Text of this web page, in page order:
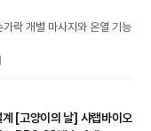
락 개별 마사지와 온열 기능
[고양이의 날] 샤랩바이오